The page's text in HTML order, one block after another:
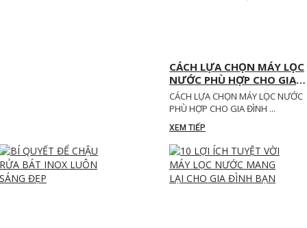
CÁCH LỰA CHỌN MÁY LỌC
NƯỚC PHÙ HỢP CHO GIA
ĐÌNH BẠN!!!
CÁCH LỰA CHỌN MÁY LỌC NƯỚC
PHÙ HỢP CHO GIA ĐÌNH ...
XEM TIẾP